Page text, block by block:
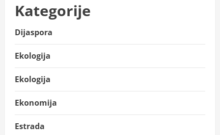
Kategorije
Dijaspora
Ekologija
Ekologija
Ekonomija
Estrada